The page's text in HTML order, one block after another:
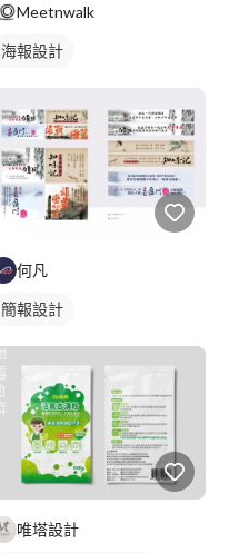
Meetnwalk
海報設計
何凡
簡報設計
唯塔設計